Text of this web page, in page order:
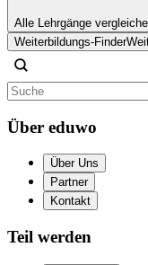
Alle Lehrgänge
Weiterbildungs-Finder
Über eduwo
Über Uns
Partner
Kontakt
Teil werden